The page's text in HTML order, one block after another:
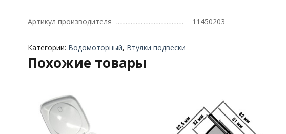
Артикул производителя 11450203
Категории: Водомоторный, Втулки подвески
Похожие товары